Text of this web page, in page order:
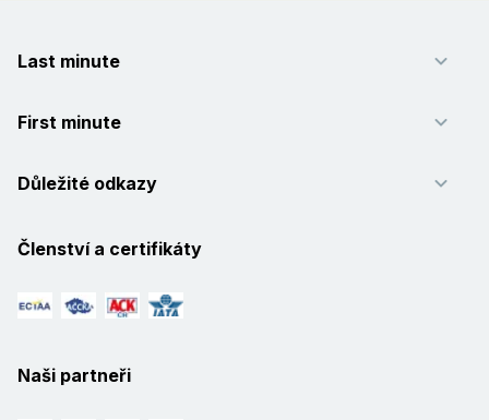
Last minute
First minute
Důležité odkazy
Členství a certifikáty
Naši partneři